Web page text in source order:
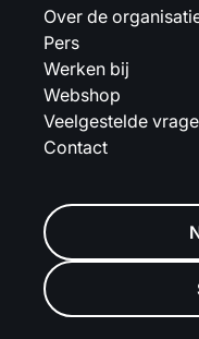
Over de
Pers
Werken bij
Webshop
Veelgestelde
Contact